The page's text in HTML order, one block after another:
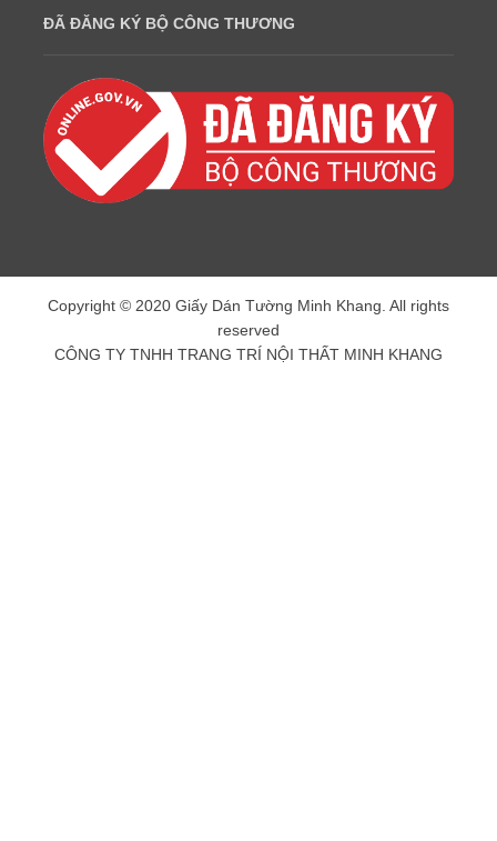
ĐÃ ĐĂNG KÝ BỘ CÔNG THƯƠNG
Copyright © 2020 Giấy Dán Tường Minh Khang. All rights
reserved
CÔNG TY TNHH TRANG TRÍ NỘI THẤT MINH KHANG